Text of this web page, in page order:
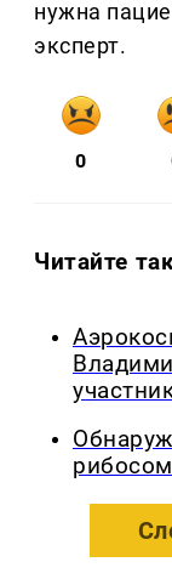
нужна
эксперт.
0
Читайте